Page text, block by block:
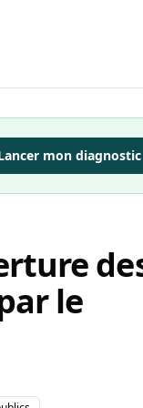
mon diagnostic
le